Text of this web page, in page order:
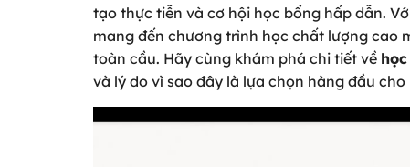
tạo thực tiễn và cơ hội học bổng hấp dẫn.
mang đến chương trình học chất lượng cao
toàn cầu. Hãy cùng khám phá chi tiết về
và lý do vì sao đây là lựa chọn hàng đầu